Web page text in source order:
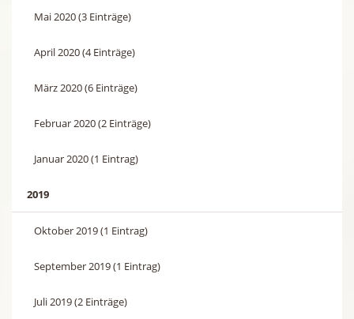
Mai 2020 (3 Einträge)
April 2020 (4 Einträge)
März 2020 (6 Einträge)
Februar 2020 (2 Einträge)
Januar 2020 (1 Eintrag)
2019
Oktober 2019 (1 Eintrag)
September 2019 (1 Eintrag)
Juli 2019 (2 Einträge)